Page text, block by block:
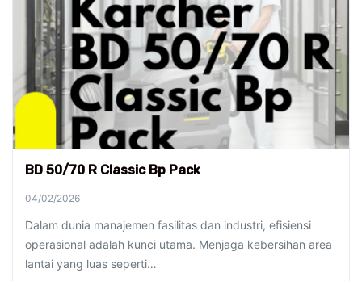
BD 50/70 R Classic Bp Pack
04/02/2026
Dalam dunia manajemen fasilitas dan industri, efisiensi
operasional adalah kunci utama. Menjaga kebersihan area
lantai yang luas seperti…